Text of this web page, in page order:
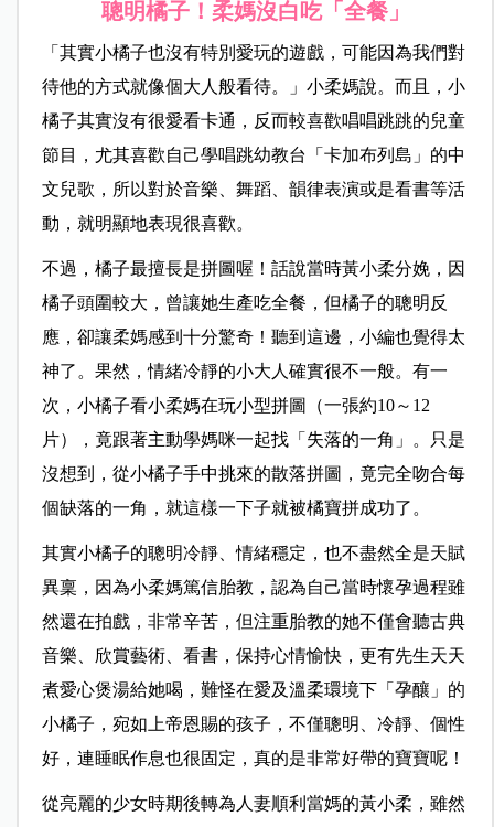
聰明橘子！柔媽沒白吃「全餐」
「其實小橘子也沒有特別愛玩的遊戲，可能因為我們對
待他的方式就像個大人般看待。」小柔媽說。而且，小
橘子其實沒有很愛看卡通，反而較喜歡唱唱跳跳的兒童
節目，尤其喜歡自己學唱跳幼教台「卡加布列島」的中
文兒歌，所以對於音樂、舞蹈、韻律表演或是看書等活
動，就明顯地表現很喜歡。
不過，橘子最擅長是拼圖喔！話說當時黃小柔分娩，因
橘子頭圍較大，曾讓她生產吃全餐，但橘子的聰明反
應，卻讓柔媽感到十分驚奇！聽到這邊，小編也覺得太
神了。果然，情緒冷靜的小大人確實很不一般。有一
次，小橘子看小柔媽在玩小型拼圖（一張約10～12
片），竟跟著主動學媽咪一起找「失落的一角」。只是
沒想到，從小橘子手中挑來的散落拼圖，竟完全吻合每
個缺落的一角，就這樣一下子就被橘寶拼成功了。
其實小橘子的聰明冷靜、情緒穩定，也不盡然全是天賦
異稟，因為小柔媽篤信胎教，認為自己當時懷孕過程雖
然還在拍戲，非常辛苦，但注重胎教的她不僅會聽古典
音樂、欣賞藝術、看書，保持心情愉快，更有先生天天
煮愛心煲湯給她喝，難怪在愛及溫柔環境下「孕釀」的
小橘子，宛如上帝恩賜的孩子，不僅聰明、冷靜、個性
好，連睡眠作息也很固定，真的是非常好帶的寶寶呢！
從亮麗的少女時期後轉為人妻順利當媽的黃小柔，雖然